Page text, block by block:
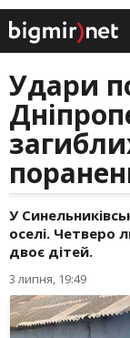
Удари
У
оселі. Четверо
двоє дітей.
3 липня, 19:49